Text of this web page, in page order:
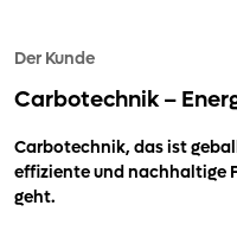
Der Kunde
Carbotechnik–
Carbotechnik, das ist
effiziente und nachhaltige
geht.